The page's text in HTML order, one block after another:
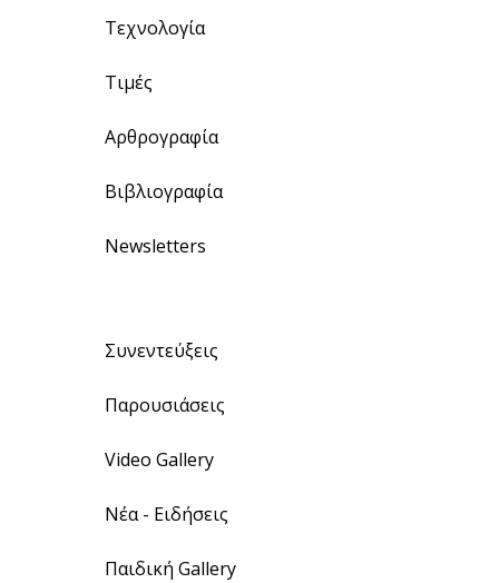
Τεχνολογία
Τιμές
Αρθρογραφία
Βιβλιογραφία
Newsletters
Συνεντεύξεις
Παρουσιάσεις
Video Gallery
Νέα - Ειδήσεις
Παιδική Gallery